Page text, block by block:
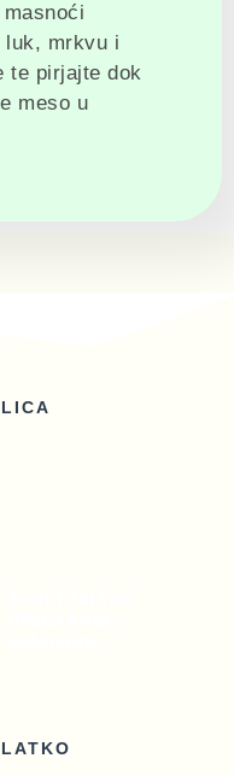
luk, mrkvu i
te pirjajte dok
meso u